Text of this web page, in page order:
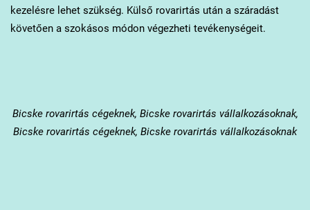
kezelésre lehet szükség. Külső rovarirtás után a száradást
követően a szokásos módon végezheti tevékenységeit.
Bicskerovarirtás cégeknek, Bicske rovarirtás vállalkozásoknak,
Bicske rovarirtás cégeknek, Bicske rovarirtás vállalkozásoknak